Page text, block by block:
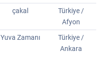
çakal
Türkiye /
Afyon
Yuva Zamanı
Türkiye /
Ankara